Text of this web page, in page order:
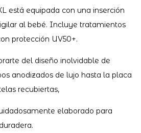
está equipada con una inserción
al bebé. Incluye tratamientos
protección UV50+.
del diseño inolvidable de
anodizados de lujo hasta la placa
recubiertas,
elaborado para